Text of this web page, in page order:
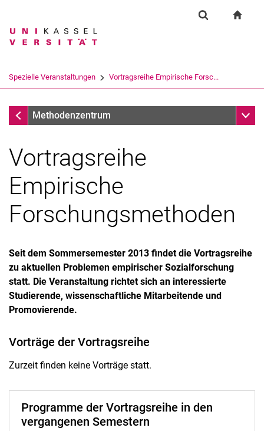
Springe direkt zu: Inhalt
Springe direkt zu: Suche
Springe direkt zu:
Suchbegriff
Suchen (öffnet externen Link in einem
Spezielle Veranstaltungen Vortragsreihe Empirische Forsc...
Spezielle Veranstaltungen
Methodenzentrum
Kassel Summer School (KSS)
Workshopreihe Empirische Forschungsmethoden
Vortragsreihe
Empirische
Forschungsmethoden
Seit dem Sommersemester 2013 findet die Vortragsreihe
zu aktuellen Problemen empirischer Sozialforschung
statt. Die Veranstaltung richtet sich an interessierte
Studierende, wissenschaftliche Mitarbeitende und
Promovierende.
Vorträge der Vortragsreihe
Zurzeit finden keine Vorträge statt.
Programme der Vortragsreihe in den
vergangenen Semestern